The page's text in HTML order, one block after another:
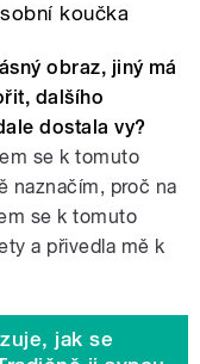
koučka
obraz, jiný má
dalšího
dostala vy?
se k tomuto
naznačím, proč na
se k tomuto
a přivedla mě k
jak se